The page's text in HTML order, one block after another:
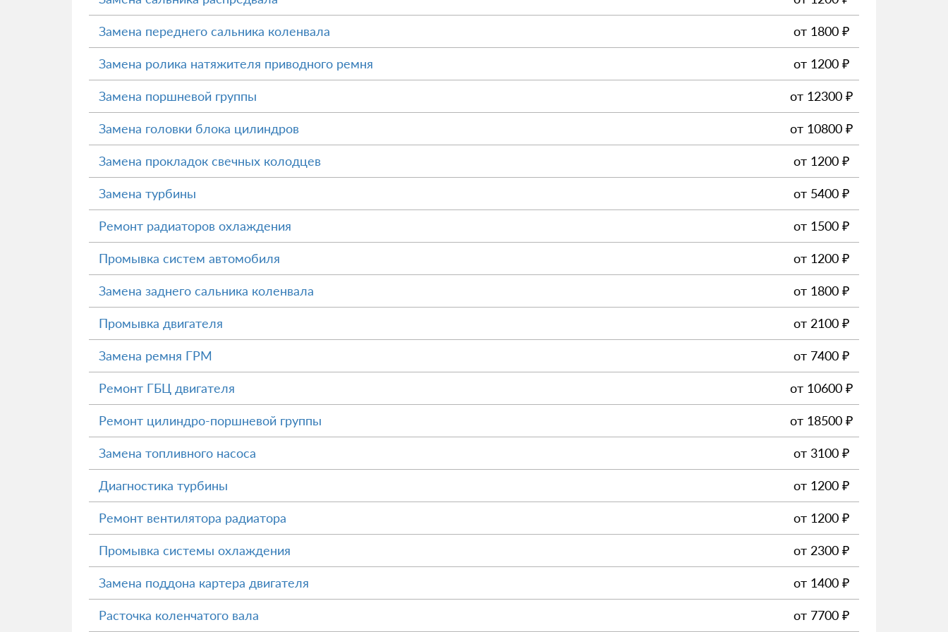
Замена переднего сальника коленвала от 1800 ₽
Замена ролика натяжителя приводного ремня от 1200 ₽
Замена поршневой группы от 12300 ₽
Замена головки блока цилиндров от 10800 ₽
Замена прокладок свечных колодцев от 1200 ₽
Замена турбины от 5400 ₽
Ремонт радиаторов охлаждения от 1500 ₽
Промывка систем автомобиля от 1200 ₽
Замена заднего сальника коленвала от 1800 ₽
Промывка двигателя от 2100 ₽
Замена ремня ГРМ от 7400 ₽
Ремонт ГБЦ двигателя от 10600 ₽
Ремонт цилиндро-поршневой группы от 18500 ₽
Замена топливного насоса от 3100 ₽
Диагностика турбины от 1200 ₽
Ремонт вентилятора радиатора от 1200 ₽
Промывка системы охлаждения от 2300 ₽
Замена поддона картера двигателя от 1400 ₽
Расточка коленчатого вала от 7700 ₽